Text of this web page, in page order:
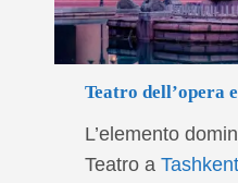
Teatro dell’opera
L’elemento
Teatro a Tashkent